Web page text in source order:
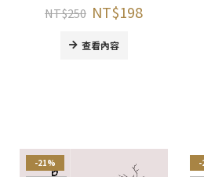
NT$250 NT$198
查看內容
-21% -